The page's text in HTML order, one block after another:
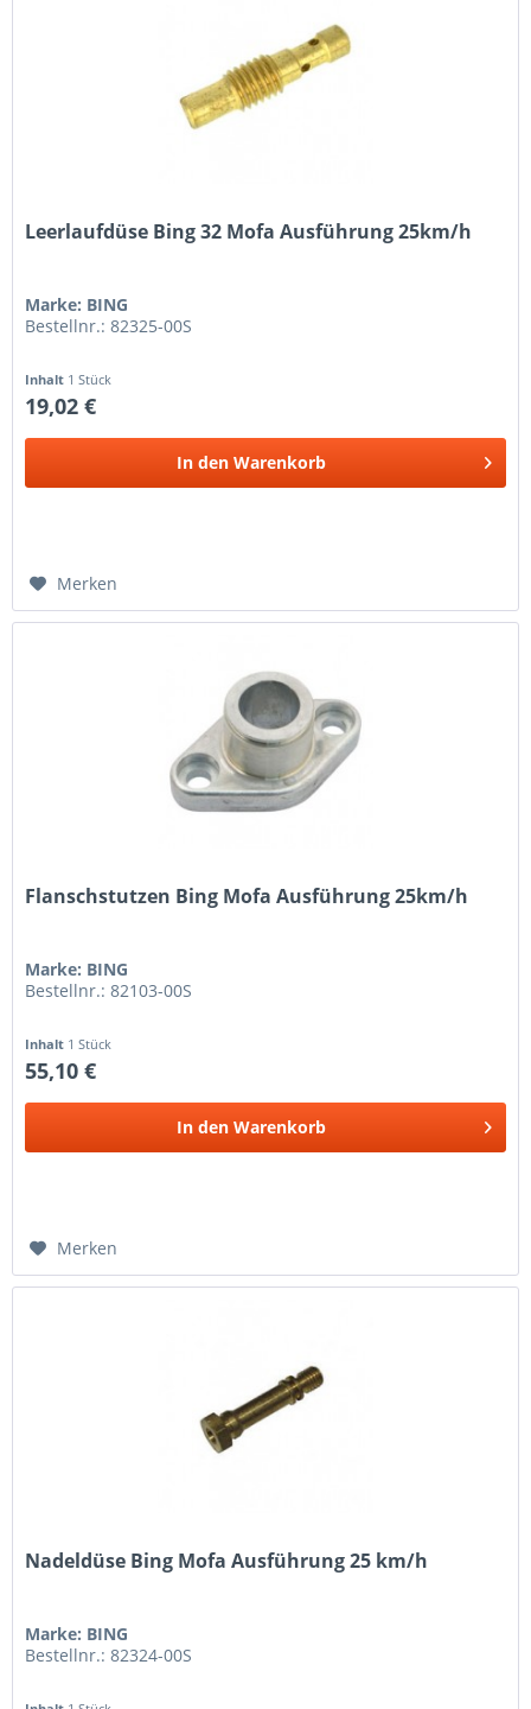
Leerlaufdüse Bing 32 Mofa Ausführung 25km/h
Marke: BING
Bestellnr.: 82325-00S
Inhalt 1 Stück
19,02 €
In den Warenkorb
Merken
Flanschstutzen Bing Mofa Ausführung 25km/h
Marke: BING
Bestellnr.: 82103-00S
Inhalt 1 Stück
55,10 €
In den Warenkorb
Merken
Nadeldüse Bing Mofa Ausführung 25 km/h
Marke: BING
Bestellnr.: 82324-00S